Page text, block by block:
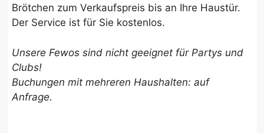
Brötchen zum Verkaufspreis bis an Ihre Haustür.
Der Service ist für Sie kostenlos.
Unsere Fewos sind nicht geeignet für Partys und
Clubs!
Buchungen mit mehreren Haushalten: auf
Anfrage.